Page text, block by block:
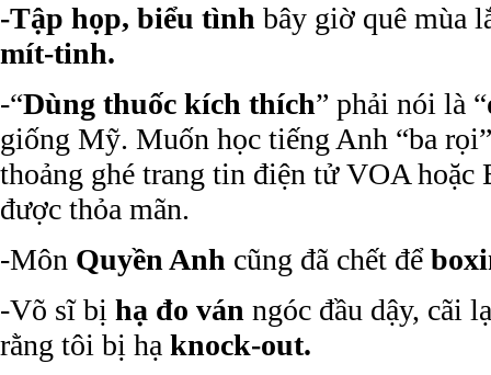
-Tập họp, biểu tình bây giờ quê mùa
mít-tinh.
-“Dùng thuốc kích thích” phải nói là “
giống Mỹ. Muốn học tiếng Anh “ba
thoảng ghé trang tin điện tử VOA hoặc
được thỏa mãn.
-Môn Quyền Anh cũng đã chết để
-Võ sĩ bị hạ đo ván ngóc đầu dậy, cãi
rằng tôi bị hạ knock-out.